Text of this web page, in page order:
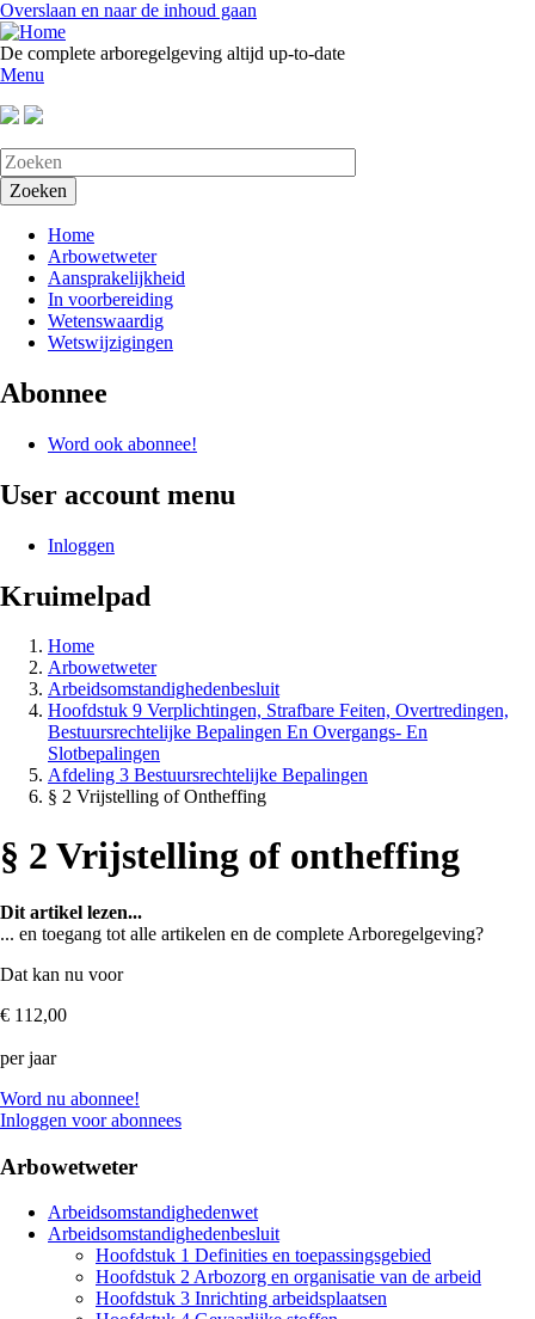
Overslaan en naar de inhoud gaan
De complete arboregelgeving altijd up-to-date
Menu
Home
Arbowetweter
Aansprakelijkheid
In voorbereiding
Wetenswaardig
Wetswijzigingen
Abonnee
Word ook abonnee!
User account menu
Inloggen
Kruimelpad
Home
Arbowetweter
Arbeidsomstandighedenbesluit
Hoofdstuk 9 Verplichtingen, Strafbare Feiten, Overtredingen,
Bestuursrechtelijke Bepalingen En Overgangs- En
Slotbepalingen
Afdeling 3 Bestuursrechtelijke Bepalingen
§ 2 Vrijstelling of Ontheffing
§ 2 Vrijstelling of ontheffing
Dit artikel lezen...
... en toegang tot alle artikelen en de complete Arboregelgeving?
Dat kan nu voor
€ 112,00
per jaar
Word nu abonnee!
Inloggen voor abonnees
Arbowetweter
Arbeidsomstandighedenwet
Arbeidsomstandighedenbesluit
Hoofdstuk 1 Definities en toepassingsgebied
Hoofdstuk 2 Arbozorg en organisatie van de arbeid
Hoofdstuk 3 Inrichting arbeidsplaatsen